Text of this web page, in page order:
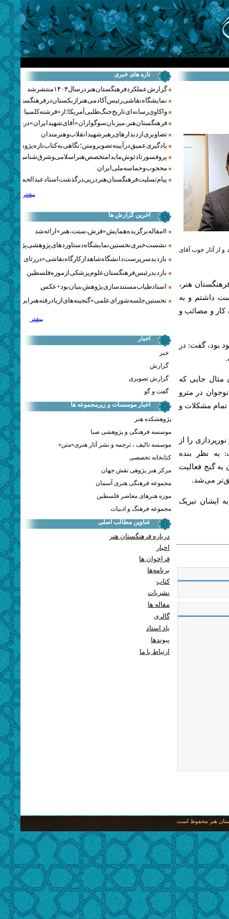
تازه های خبری
گزارش عملکرد فرهنگستان هنر در سال ۱۴۰۴ منتشر شد
نمایشگاه نقاشی رئیس آکادمی هنر ازبکستان در فرهنگستان هنر
واکاوی رسانه‌ای تاریخ جنگ‌طلبی آمریکا؛ از «فرشته کلمبیا» تا
فرهنگستان هنر، میزبان سوگواران «آقای شهید ایران» در
تصاویری از دیدارهای رهبر شهید انقلاب و هنرمندان
یادگیری عمیق در آیینه تصویر و متن؛ نگاهی به کتاب تازه پژوهشکده
پروفسور تادئوش مایدا متخصص هنر اسلامی و شرق‌شناس
محجوب و حماسه ملی ایران
پیام تسلیت فرهنگستان هنر در پی درگذشت استاد عبدالحمید
بیشتر
آخرین گزارش ها
8 مقاله برگزیده همایش «فرش، سنت، هنر» ارائه شد
نشست خبری نخستین نمایشگاه دستاوردهای پژوهشی
بازدید سرپرست دانشگاه شاهد از کارگاه نقاشی «در رثای سیمرغ
بازدید رئیس فرهنگستان علوم پزشکی از موزه فلسطین
استاد طیاب مستندسازی پژوهش‌بنیان بود + عکس
نخستین جلسه شورای علمی «گنجینه‌های ازیادرفته هنر ایران»
بیشتر
اخبار
خبر
گزارش
گزارش تصویری
گفت و گو
اخبار موسسات و زیرمجموعه ها
پژوهشکده هنر
موسسه فرهنگی و پژوهشی صبا
موسسه تالیف ، ترجمه و نشر آثار هنری«متن»
کتابخانه تخصصی
مرکز هنر پژوهی نقش جهان
مجموعه فرهنگی هنری آسمان
موزه هنرهای معاصر فلسطین
مجموعه فرهنگ و ادبیات
عناوین مطالب اصلی
درباره فرهنگستان هنر
اخبار
فراخوان ها
برنامه‌ها
کتاب
نشریات
مقاله ها
گالری
یاد استاد
پيوندها
ارتباط با ما
از آثار خوب آقای
هنر،
داشتم و به
کار و مصائب و
بود، گفت: در
مثال جایی که
در مترو
مشکلات و
را از
به نظر بنده
به گنج فعالیت
می‌شد.
ایشان تبریک
هنر محفوظ است.